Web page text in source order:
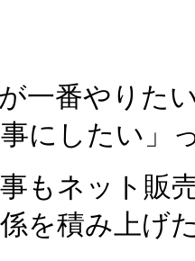
一番やりた
にしたい」
もネット販
を積み上げ